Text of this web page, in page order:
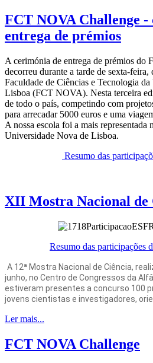
FCT NOVA Challenge -
entrega de prémios
A cerimónia de entrega de prémios do
decorreu durante a tarde de sexta-feira,
Faculdade de Ciências e Tecnologia
Lisboa (FCT NOVA). Nesta terceira
de todo o país, competindo com
para arrecadar 5000 euros e uma
A nossa escola foi a mais representada
Universidade Nova de Lisboa.
Resumo das
XII Mostra Nacional de
Resumo das participações
A 12ª Mostra Nacional de Ciência,
junho, no Centro de Congressos da
estiveram presentes a concurso 100
jovens cientistas e investigadores,
Ler mais...
FCT NOVA Challenge